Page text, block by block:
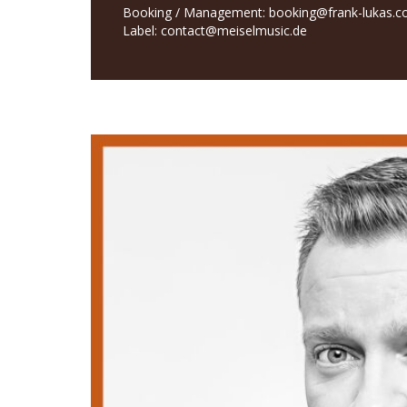
Booking / Management: booking@frank-
Label: contact@meiselmusic.de